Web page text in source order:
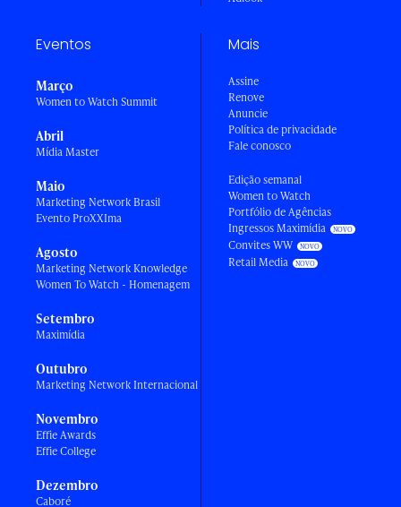
Eventos
Março
Women to Watch Summit
Abril
Mídia Master
Maio
Marketing Network Brasil
Evento ProXXIma
Agosto
Marketing Network Knowledge
Women To Watch - Homenagem
Setembro
Maximídia
Outubro
Marketing Network Internacional
Novembro
Effie Awards
Effie College
Dezembro
Caboré
Mais
Assine
Renove
Anuncie
Política de privacidade
Fale conosco
Edição semanal
Women to Watch
Portfólio de Agências
Ingressos Maximídia
Convites WW
Retail Media